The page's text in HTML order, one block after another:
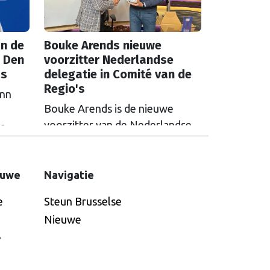
de
Bouke Arends nieuwe
voorzitter Nederlandse
delegatie in Comité van de
Regio's
Bouke Arends is de nieuwe
voorzitter van de Nederlandse
huidige burgemeester van
Commissaris van de
Koning Arthur van Dijk (Noord-
Navigatie
Steun Brusselse
Nieuwe